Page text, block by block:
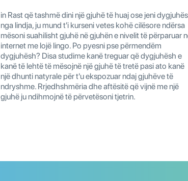
in Rast që tashmë dini një gjuhë të huaj ose jeni
nga lindja, ju mund t'i kurseni vetes kohë cilësore ndërsa
mësoni suahilisht gjuhë në gjuhën e nivelit të përparuar
internet me lojë lingo. Po pyesni pse përmendëm
dygjuhësh? Disa studime kanë treguar që dygjuhësh e
kanë të lehtë të mësojnë një gjuhë të tretë pasi ato kanë
një dhunti natyrale për t'u ekspozuar ndaj gjuhëve të
ndryshme. Rrjedhshmëria dhe aftësitë që vijnë me një
gjuhë ju ndihmojnë të përvetësoni tjetrin.